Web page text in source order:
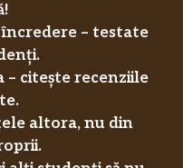
– testate
– citește recenziile
altora, nu din